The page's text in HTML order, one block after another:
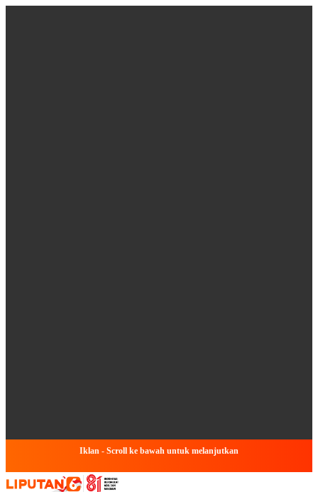
Iklan - Scroll ke bawah untuk melanjutkan